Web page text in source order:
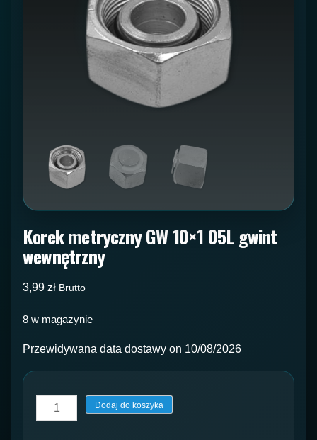
Korek metryczny GW 10×1 05L gwint
wewnętrzny
3,99 zł Brutto
8 w magazynie
Przewidywana data dostawy on 10/08/2026
ilość
Korek
Dodaj do koszyka